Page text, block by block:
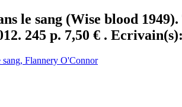
le sang (Wise blood
245 p. 7,50 € . Ecrivain(s):